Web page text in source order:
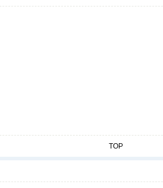
TOP